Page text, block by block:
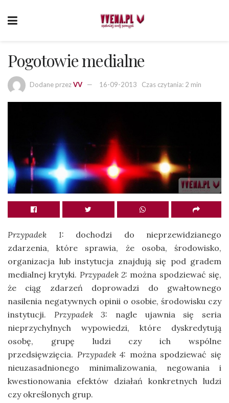
Pogotowie medialne
Dodane przezVV 16-09-2013 Czas czytania: 2 min
Przypadek 1: dochodzi do nieprzewidzianego
zdarzenia, które sprawia, że osoba, środowisko,
organizacja lub instytucja znajdują się pod gradem
medialnej krytyki. Przypadek 2: można spodziewać się,
że ciąg zdarzeń doprowadzi do gwałtownego
nasilenia negatywnych opinii o osobie, środowisku czy
instytucji. Przypadek 3: nagle ujawnia się seria
nieprzychylnych wypowiedzi, które dyskredytują
osobę, grupę ludzi czy ich wspólne
przedsięwzięcia. Przypadek 4: można spodziewać się
nieuzasadnionego minimalizowania, negowania i
kwestionowania efektów działań konkretnych ludzi
czy określonych grup.